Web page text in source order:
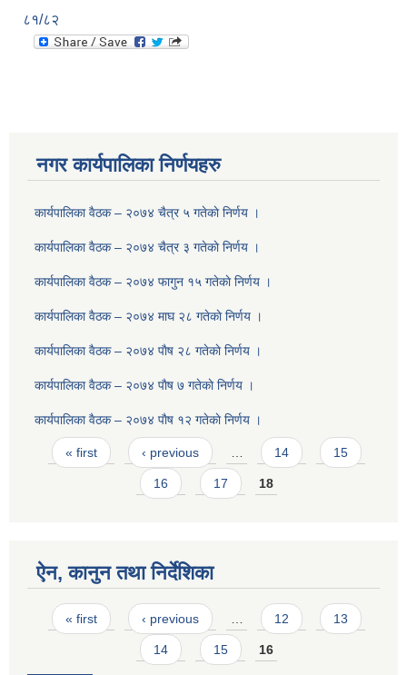
८१/८२
नगर कार्यपालिका निर्णयहरु
कार्यपालिका वैठक – २०७४ चैत्र ५ गतेकाे निर्णय ।
कार्यपालिका वैठक – २०७४ चैत्र ३ गतेकाे निर्णय ।
कार्यपालिका वैठक – २०७४ फागुन १५ गतेकाे निर्णय ।
कार्यपालिका वैठक – २०७४ माघ २८ गतेकाे निर्णय ।
कार्यपालिका वैठक – २०७४ पाैष २८ गतेकाे निर्णय ।
कार्यपालिका वैठक – २०७४ पाैष ७ गतेकाे निर्णय ।
कार्यपालिका वैठक – २०७४ पाैष १२ गतेकाे निर्णय ।
Pages
« first ‹ previous … 14 15
16 17 18
ऐन, कानुन तथा निर्देशिका
Pages
« first ‹ previous 12 13
14 15 16